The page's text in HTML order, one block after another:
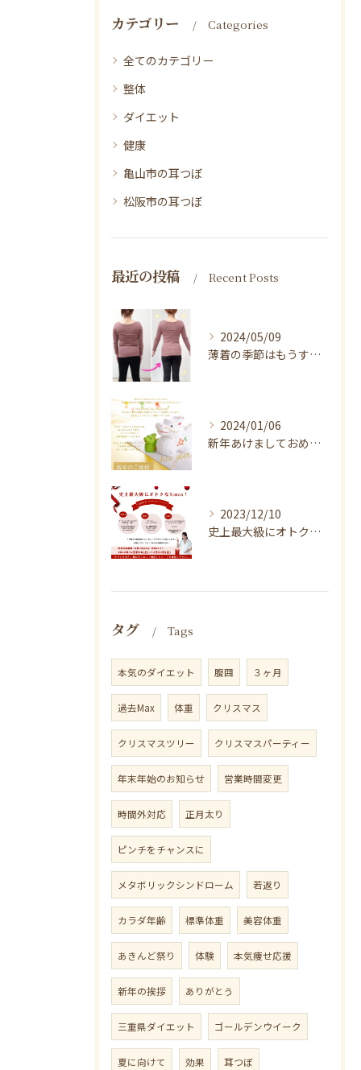
カテゴリー Categories
全てのカテゴリー
整体
ダイエット
健康
亀山市の耳つぼ
松阪市の耳つぼ
最近の投稿 Recent Posts
2024/05/09
薄着の季節はもうすぐそこ！
2024/01/06
新年あけましておめでとうございます
2023/12/10
史上最大級にオトクなXmas！
タグ Tags
本気のダイエット 腹囲 ３ヶ月
過去Max 体重 クリスマス
クリスマスツリー クリスマスパーティー
年末年始のお知らせ 営業時間変更
時間外対応 正月太り
ピンチをチャンスに
メタボリックシンドローム 若返り
カラダ年齢 標準体重 美容体重
あきんど祭り 体験 本気痩せ応援
新年の挨拶 ありがとう
三重県ダイエット ゴールデンウイーク
夏に向けて 効果 耳つぼ